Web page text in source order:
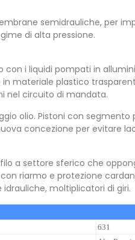
semidrauliche, per
di alta pressione.
i liquidi pompati in
in materiale plastico
nel circuito di mandata.
olio. Pistoni con
concezione per evitare
a settore sferico che
riarmo e protezione
idrauliche, moltiplicatori di giri.
631